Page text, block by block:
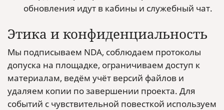
обновления идут в кабины и служебный чат.
Этика и конфиденциальность
Мы подписываем NDA, соблюдаем протоколы
допуска на площадке, ограничиваем доступ к
материалам, ведём учёт версий файлов и
удаляем копии по завершении проекта. Для
событий с чувствительной повесткой используем